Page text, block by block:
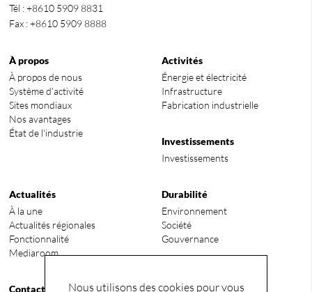
Nous utilisons des cookies pour vous
Tél : +8610 5909 8831
Fax : +8610 5909 8888
À propos
À propos de nous
Système d’activité
Sites mondiaux
Nos avantages
État de l'industrie
Activités
Énergie et électricité
Infrastructure
Fabrication industrielle
Investissements
Investissements
Actualités
À la une
Actualités régionales
Fonctionnalité
Mediaroom
Contact
Durabilité
Environnement
Société
Gouvernance